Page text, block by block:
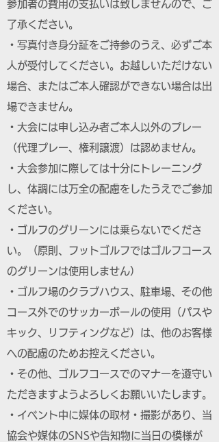
参加者の費用の支払いは致しませんので、ご
了承ください。
・写真付き身分証をご持参のうえ、必ずご本
人が受付してください。お越しいただけない
場合、またはご本人確認ができない場合は出
場できません。
・大会には申し込み者ご本人以外のプレー
（代理プレー、権利譲渡）は認めません。
・大会参加に際しては十分にトレーニング
し、体調には万全の配慮をしたうえでご参加
ください。
・ゴルフのグリーンには乗らないでくださ
い。（原則、フットゴルフではゴルフコース
のグリーンは使用しません）
・ゴルフ場のクラブハウス、駐車場、その他
コース外でのサッカーボールの使用（パスや
キック、リフティングなど）は、他のお客様
への配慮のためお控えください。
・その他、ゴルフコースでのマナーを遵守い
ただきますようよろしくお願いいたします。
・イベント中に媒体の取材・撮影があり、当
協会や媒体のSNSや告知物に当日の模様が